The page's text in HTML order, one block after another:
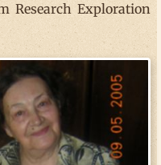
Research Exploration